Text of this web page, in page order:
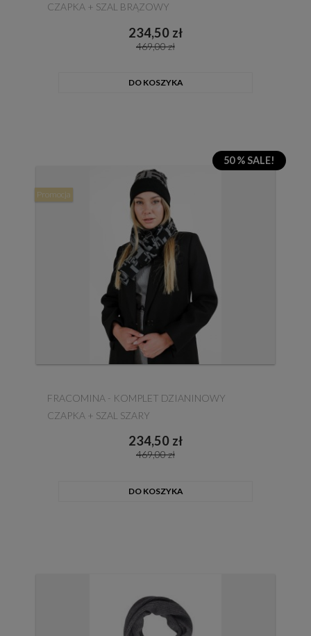
CZAPKA + SZAL BRĄZOWY
234,50 zł
469,00 zł
DO KOSZYKA
50 % SALE!
FRACOMINA - KOMPLET DZIANINOWY
CZAPKA + SZAL SZARY
234,50 zł
469,00 zł
DO KOSZYKA
Promocja